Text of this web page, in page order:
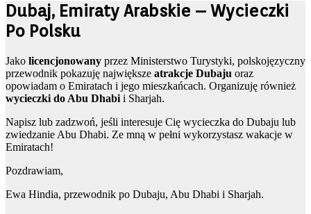
Dubaj, Emiraty Arabskie – Wycieczki
Po Polsku
Jako licencjonowany przez Ministerstwo Turystyki, polskojęzyczny
przewodnik pokazuję największe atrakcje Dubaju oraz
opowiadam o Emiratach i jego mieszkańcach. Organizuję również
wycieczki do Abu Dhabi i Sharjah.
Napisz lub zadzwoń, jeśli interesuje Cię wycieczka do Dubaju lub
zwiedzanie Abu Dhabi. Ze mną w pełni wykorzystasz wakacje w
Emiratach!
Pozdrawiam,
Ewa Hindia, przewodnik po Dubaju, Abu Dhabi i Sharjah.